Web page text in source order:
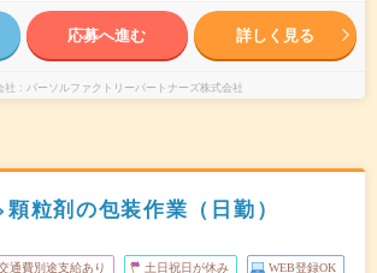
応募へ進む 詳しく見る
社 パーソルファクトリーパートナーズ株式会社
粒剤の包装作業（日勤）
通費別途支給あり 土日祝日が休み WEB登録OK